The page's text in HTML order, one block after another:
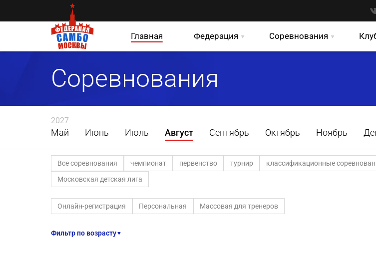
Главная Федерация Соревнования
Соревнования
2027
Май Июнь Июль Август Сентябрь Октябрь Ноябрь
Все соревнования чемпионат первенство турнир классификационные
Московская детская лига
Онлайн-регистрация Персональная Массовая для тренеров
Фильтр по возрасту▼